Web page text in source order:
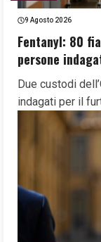
9 Agosto 2026
Fentanyl: 80
persone
Due custodi
indagati per il